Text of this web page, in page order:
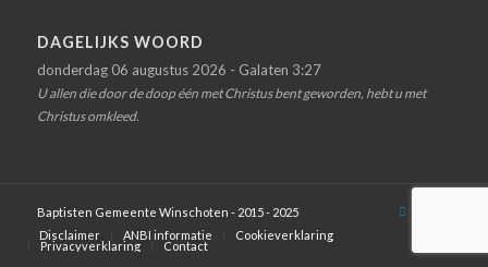
DAGELIJKS WOORD
donderdag 06 augustus 2026 - Galaten 3:27
U allen die door de doop één met Christus bent geworden, hebt u met
Christus omkleed.
Baptisten Gemeente Winschoten - 2015 - 2025
Disclaimer
ANBI informatie Cookieverklaring
Privacyverklaring Contact